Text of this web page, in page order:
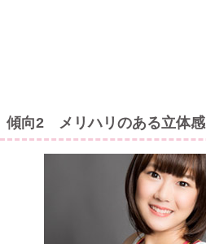
傾向2 メリハリのある立体感